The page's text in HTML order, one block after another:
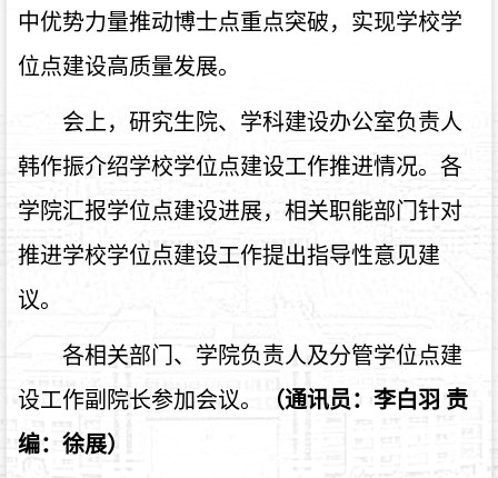
中优势力量推动博士点重点突破，实现学校学
位点建设高质量发展。
会上，研究生院、学科建设办公室负责人
韩作振介绍学校学位点建设工作推进情况。各
学院汇报学位点建设进展，相关职能部门针对
推进学校学位点建设工作提出指导性意见建
议。
各相关部门、学院负责人及分管学位点建
设工作副院长参加会议。
（通讯员：李白羽 责
编：徐展）